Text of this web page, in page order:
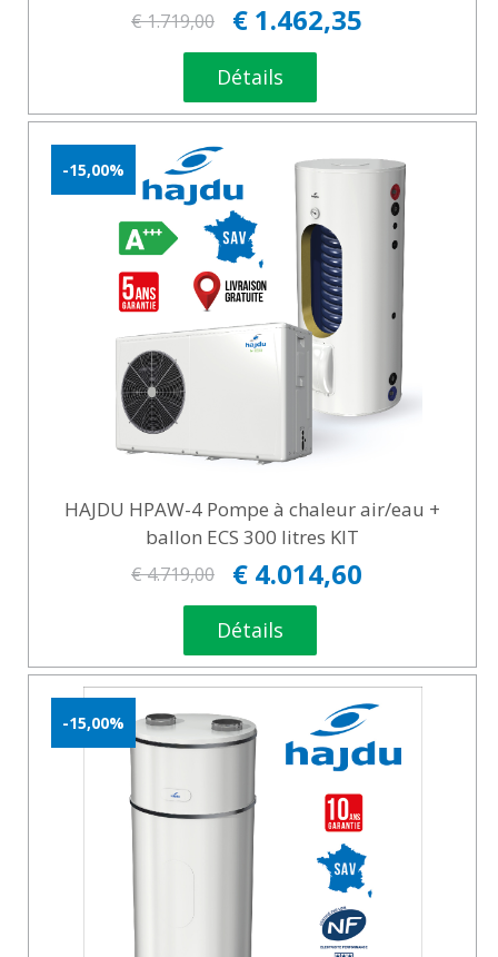
€ 1.719,00 € 1.462,35
Détails
HAJDU HPAW-4 Pompe à chaleur air/eau +
ballon ECS 300 litres KIT
€ 4.719,00 € 4.014,60
Détails
-15,00%
-15,00%